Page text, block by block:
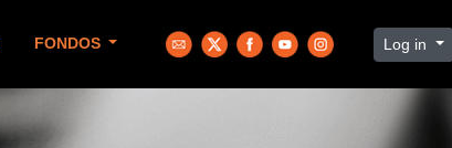
FONDOS Log in